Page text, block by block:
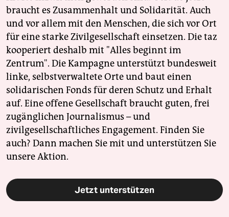
braucht es Zusammenhalt und Solidarität. Auch
und vor allem mit den Menschen, die sich vor Ort
für eine starke Zivilgesellschaft einsetzen. Die taz
kooperiert deshalb mit "Alles beginnt im
Zentrum". Die Kampagne unterstützt bundesweit
linke, selbstverwaltete Orte und baut einen
solidarischen Fonds für deren Schutz und Erhalt
auf. Eine offene Gesellschaft braucht guten, frei
zugänglichen Journalismus – und
zivilgesellschaftliches Engagement. Finden Sie
auch? Dann machen Sie mit und unterstützen Sie
unsere Aktion.
Jetzt unterstützen